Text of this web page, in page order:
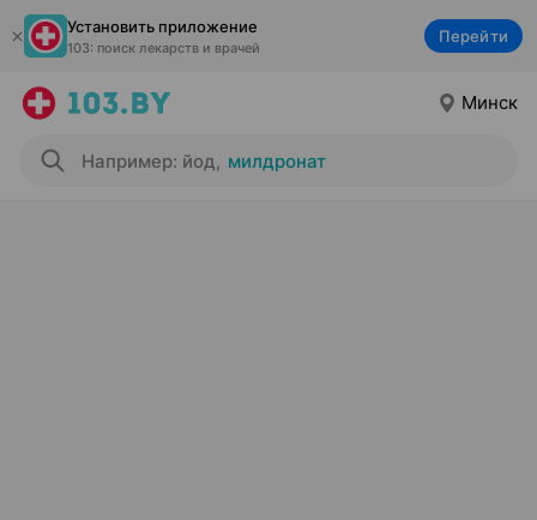
Установить приложение
103: поиск лекарств и врачей
Перейти
Минск
Например: йод, милдронат